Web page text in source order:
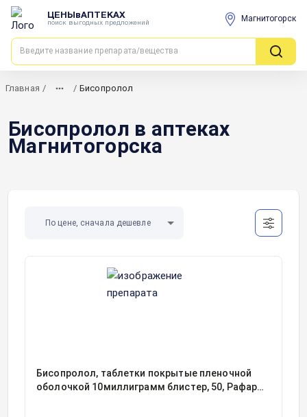
ЦЕНЫвАПТЕКАХ
поиск выгодных предложений Магнитогорск
Главная / / Бисопролол
Бисопролол в аптеках
Магнитогорска
По цене, сначала дешевле
Бисопролол, таблетки покрытые пленочной
оболочкой 10миллиграмм блистер, 50, Рафарма